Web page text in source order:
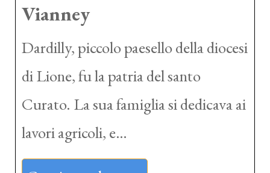
Vianney
Dardilly, piccolo paesello della diocesi
di Lione, fu la patria del santo
Curato. La sua famiglia si dedicava ai
lavori agricoli, e…